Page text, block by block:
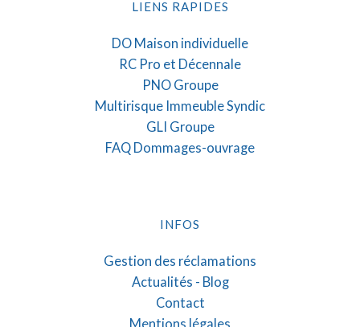
LIENS RAPIDES
DO Maison individuelle
RC Pro et Décennale
PNO Groupe
Multirisque Immeuble Syndic
GLI Groupe
FAQ Dommages-ouvrage
INFOS
Gestion des réclamations
Actualités - Blog
Contact
Mentions légales